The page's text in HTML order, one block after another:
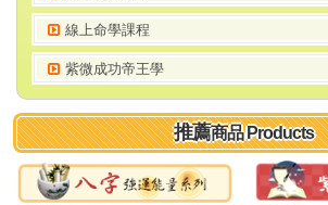
線上命學課程
紫微成功帝王學
推薦商品 Products